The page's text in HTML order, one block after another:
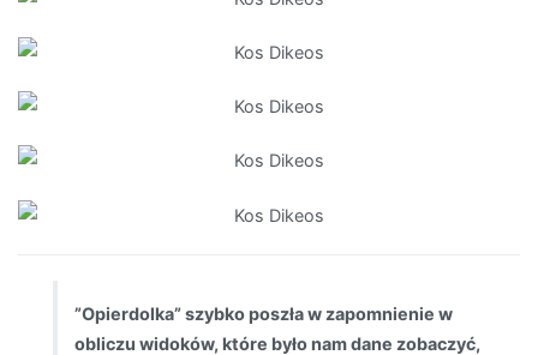
”Opierdolka” szybko poszła w zapomnienie w
obliczu widoków, które było nam dane zobaczyć,